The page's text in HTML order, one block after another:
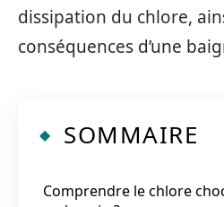
dissipation du chlore,
conséquences d’une
SOMMAIRE
Comprendre le chlore